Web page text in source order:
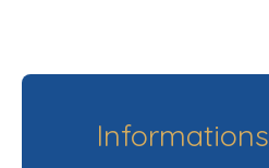
Informations